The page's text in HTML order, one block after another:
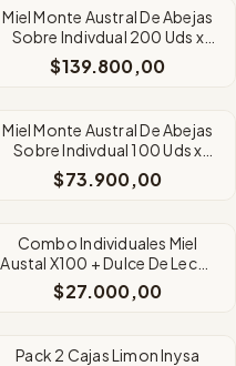
Miel Monte Austral De Abejas
Sobre Indivdual 200 Uds x
20Grms
$139.800,00
Miel Monte Austral De Abejas
Sobre Indivdual 100 Uds x
20Grms
$73.900,00
Combo Individuales Miel
Austal X100 + Dulce De Leche
X100
$27.000,00
Pack 2 Cajas Limon Inysa